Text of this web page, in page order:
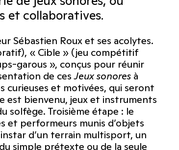
et collaboratives.
Sébastien Roux et ses acolytes.
« Cible » (jeu compétitif
garous », conçus pour réunir
de cesJeux sonores à
curieuses et motivées, qui seront
est bienvenu, jeux et instruments
solfège. Troisième étape : le
et performeurs munis d’objets
d’un terrain multisport, un
simple prétexte ou de la seule